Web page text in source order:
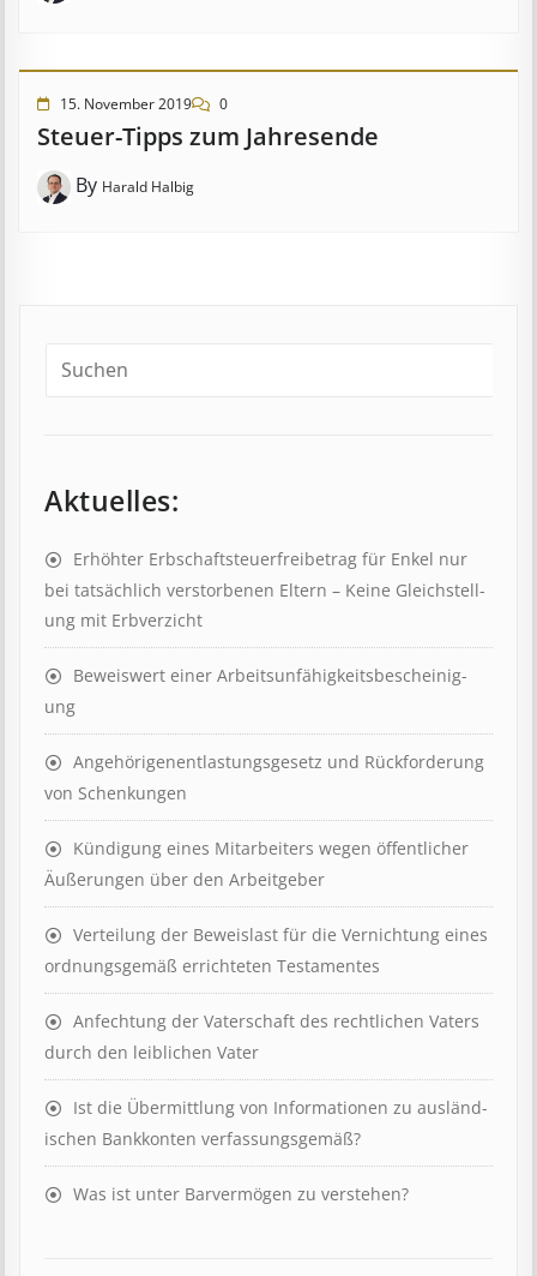
15. November 2019 0
Steuer-Tipps zum Jahresende
By Harald Halbig
Aktuelles:
Erhöhter Erb­schaft­steuer­frei­be­trag für Enkel nur
bei tat­säch­lich ver­storb­en­en Eltern – Keine Gleich­stell­
ung mit Erb­verzicht
Beweis­wert einer Arbeits­un­fähig­keits­be­scheinig­
ung
Angehörigenent­lastungs­ge­setz und Rück­ford­er­ung
von Schenk­ung­en
Kündigung eines Mit­ar­beit­ers wegen öffent­lich­er
Äuß­er­ung­en über den Ar­beit­geber
Ver­teil­ung der Be­weis­last für die Ver­nicht­ung eines
ord­nungs­ge­mäß er­richt­et­en Test­ament­es
Anfechtung der Vaterschaft des rechtlichen Vaters
durch den leiblichen Vater
Ist die Über­mitt­lung von In­for­mat­ion­en zu aus­länd­
isch­en Bank­kont­en ver­fass­ungs­ge­mäß?
Was ist unter Barvermögen zu verstehen?